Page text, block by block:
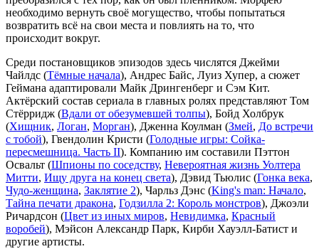
необходимо вернуть своё могущество, чтобы попытаться
возвратить всё на свои места и повлиять на то, что
происходит вокруг.
Среди постановщиков эпизодов здесь числятся Джейми
Чайлдс (Тёмные начала), Андрес Байс, Луиз Хупер, а сюжет
Геймана адаптировали Майк Дрингенберг и Сэм Кит.
Актёрский состав сериала в главных ролях представляют Том
Стёрридж (Вдали от обезумевшей толпы), Бойд Холбрук
(Хищник, Логан, Морган), Дженна Коулман (Змей, До встречи
с тобой), Гвендолин Кристи (Голодные игры: Сойка-
пересмешница. Часть II). Компанию им составили Пэттон
Освальт (Шпионы по соседству, Невероятная жизнь Уолтера
Митти, Ищу друга на конец света), Дэвид Тьюлис (Гонка века,
Чудо-женщина, Заклятие 2), Чарльз Дэнс (King's man: Начало,
Тайна печати дракона, Годзилла 2: Король монстров), Джоэли
Ричардсон (Цвет из иных миров, Невидимка, Красный
воробей), Мэйсон Александр Парк, Кирби Хауэлл-Батист и
другие артисты.